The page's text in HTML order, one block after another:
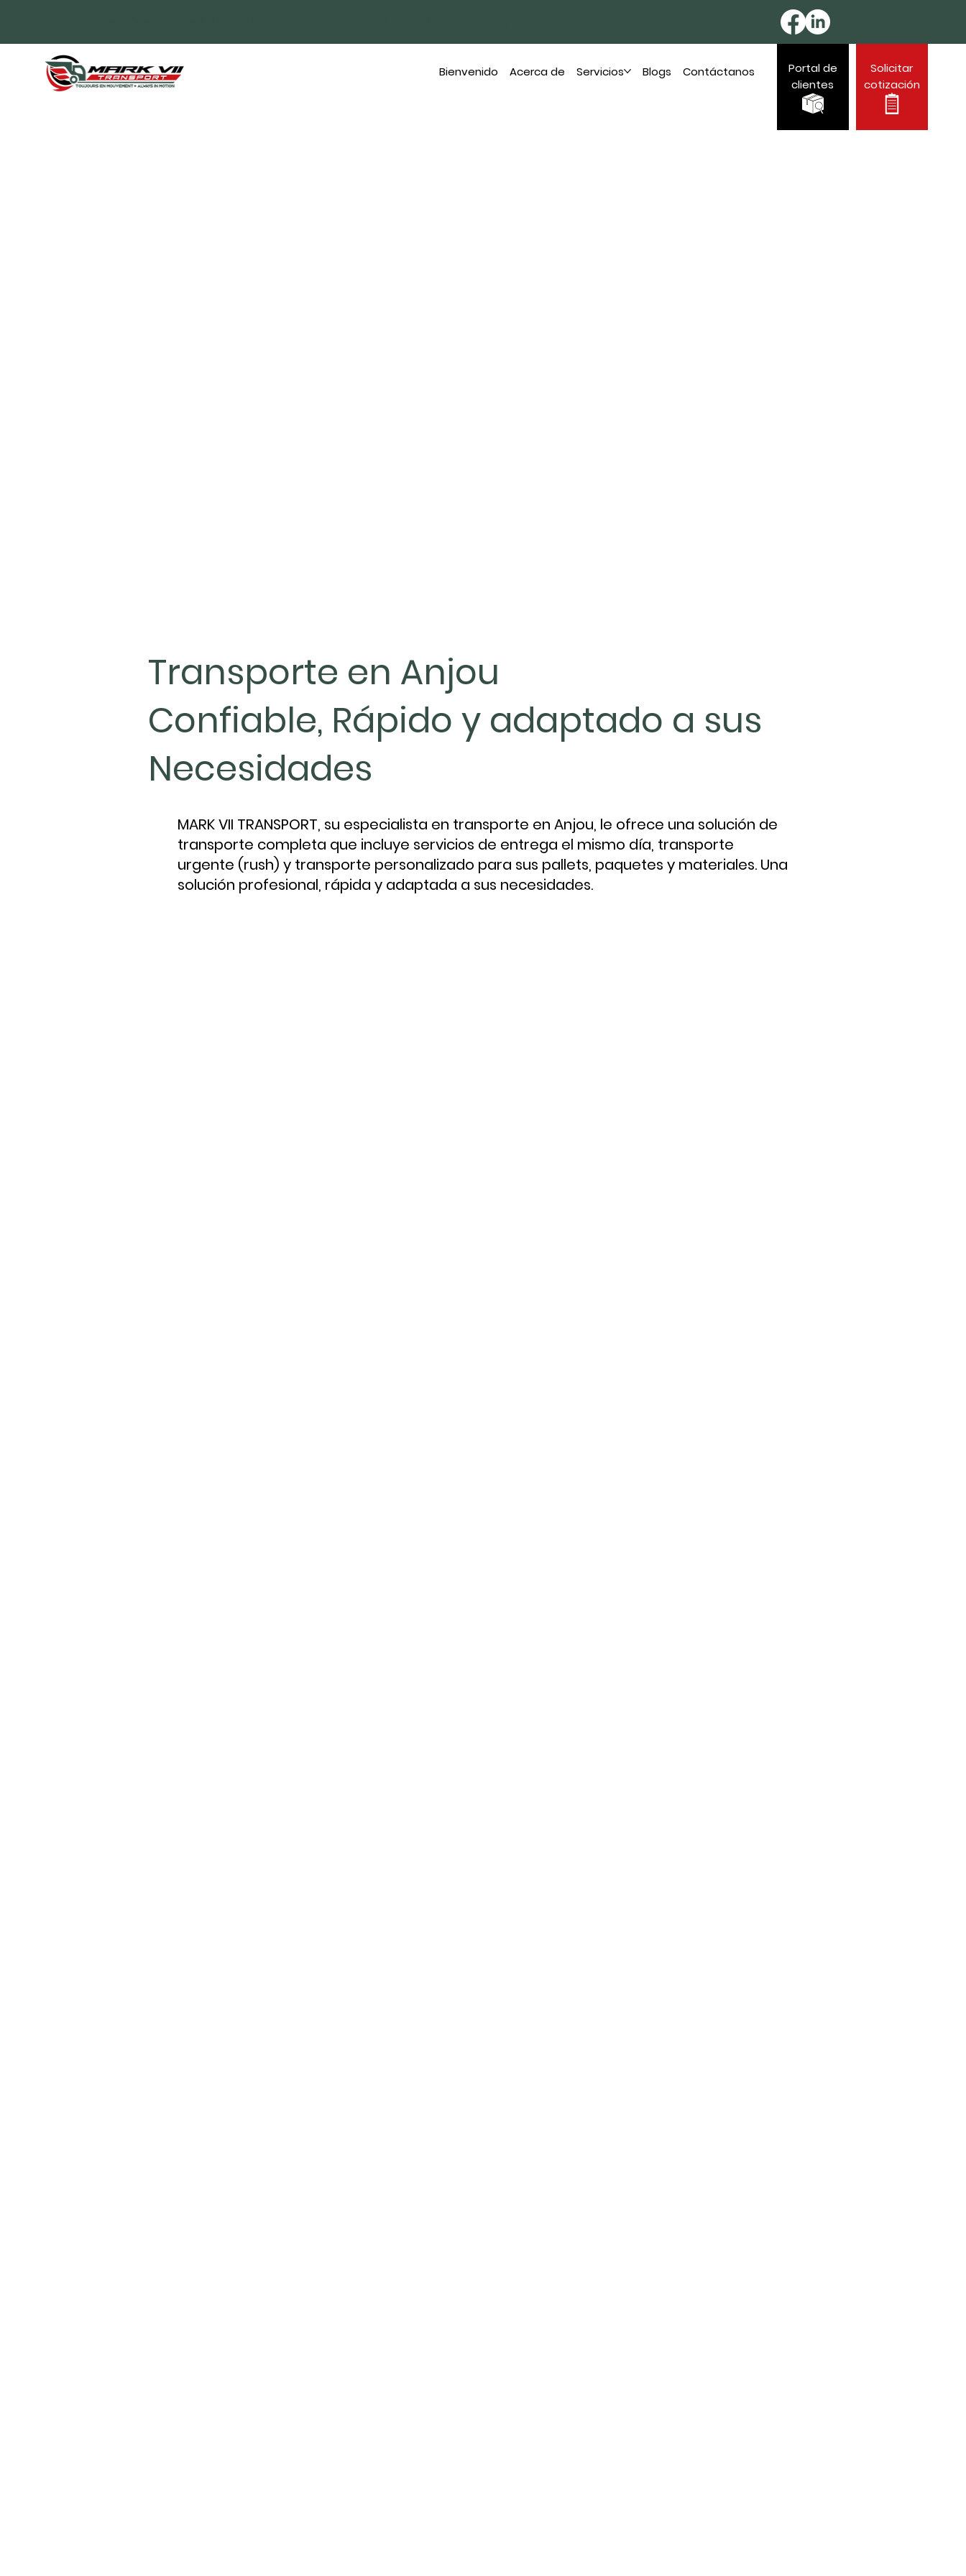
Bienvenido Acerca de Servicios Blogs Contáctanos
Portal de
clientes
Solicitar
cotización
Transporte en Anjou
Confiable, Rápido y adaptado a sus
Necesidades
MARK VII TRANSPORT, su especialista en transporte en Anjou, le ofrece una solución de
transporte completa que incluye servicios de entrega el mismo día, transporte
urgente (rush) y transporte personalizado para sus pallets, paquetes y materiales. Una
solución profesional, rápida y adaptada a sus necesidades.